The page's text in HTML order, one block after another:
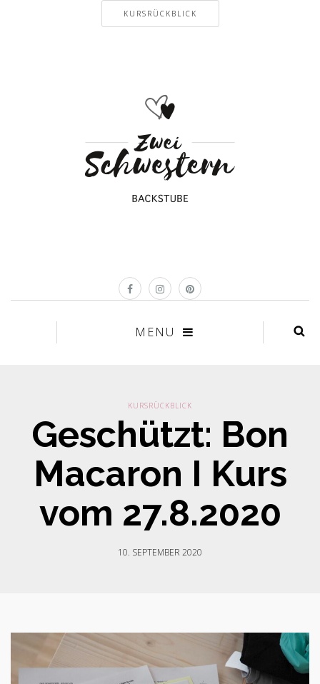
KURSRÜCKBLICK
MENU
KURSRÜCKBLICK
Geschützt: Bon
Macaron I Kurs
vom 27.8.2020
10. SEPTEMBER 2020